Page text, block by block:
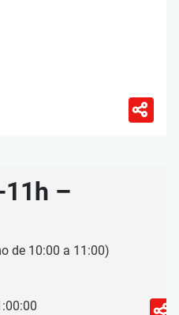
11h –
de 10:00 a 11:00)